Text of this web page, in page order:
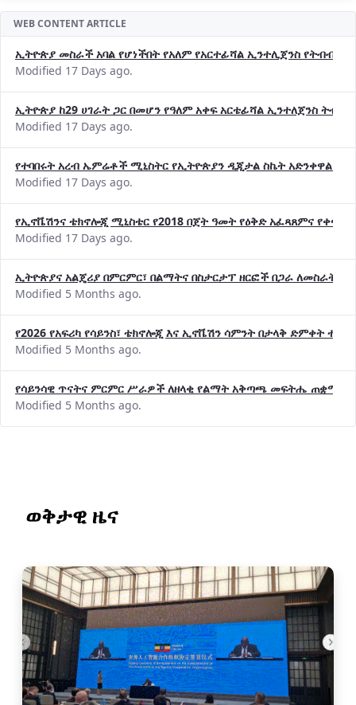
WEB CONTENT ARTICLE
ኢትዮጵያ መስራች አባል የሆነችበት የአለም የአርተፊሻል ኢንተሊጀንስ የትብብር
Modified 17 Days ago.
ኢትዮጵያ ከ29 ሀገራት ጋር በመሆን የዓለም አቀፍ አርቴፊሻል ኢንተለጀንስ
Modified 17 Days ago.
የተባበሩት አረብ ኤምሬቶች ሚኒስትር የኢትዮጵያን ዲጂታል ስኬት አድንቀዋል
Modified 17 Days ago.
የኢኖቬሽንና ቴክኖሎጂ ሚኒስቴር የ2018 በጀት ዓመት የዕቅድ አፈጻጸምና
Modified 17 Days ago.
ኢትዮጵያና አልጄሪያ በምርምር፣ በልማትና በስታርታፕ ዘርፎች በጋራ ለመስራት
Modified 5 Months ago.
የ2026 የአፍሪካ የሳይንስ፣ ቴክኖሎጂ እና ኢኖቬሽን ሳምንት በታላቅ ድምቀት
Modified 5 Months ago.
የሳይንሳዊ ጥናትና ምርምር ሥራዎች ለዘላቂ የልማት አቅጣጫ መፍትሔ ጠቋሚ
Modified 5 Months ago.
ወቅታዊ ዜና